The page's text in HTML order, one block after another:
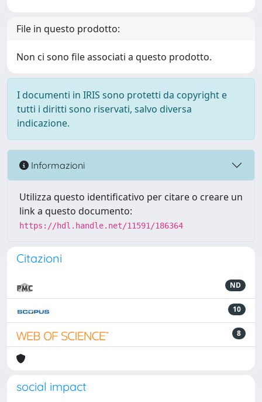
File in questo prodotto:
Non ci sono file associati a questo prodotto.
I documenti in IRIS sono protetti da copyright e
tutti i diritti sono riservati, salvo diversa
indicazione.
Informazioni
Utilizza questo identificativo per citare o creare un
link a questo documento:
https://hdl.handle.net/11591/186364
Citazioni
ND
10
8
social impact